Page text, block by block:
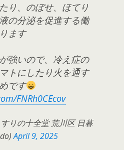
り、のぼせ、ほてり
の分泌を促進する働
ます
強いので、冷え症の
トにしたり火を通す
です
FNRh0CEcov
りの十全堂 荒川区 日暮
April 9, 2025